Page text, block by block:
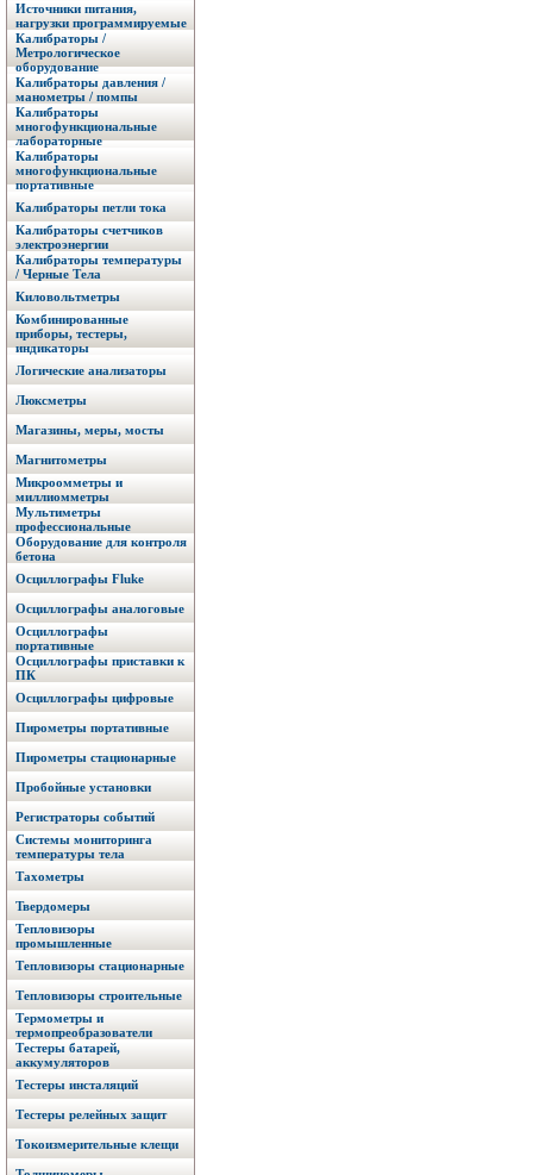
Источники питания,
нагрузки программируемые
Калибраторы /
Метрологическое
оборудование
Калибраторы давления /
манометры / помпы
Калибраторы
многофункциональные
лабораторные
Калибраторы
многофункциональные
портативные
Калибраторы петли тока
Калибраторы счетчиков
электроэнергии
Калибраторы температуры
/ Черные Тела
Киловольтметры
Комбинированные
приборы, тестеры,
индикаторы
Логические анализаторы
Люксметры
Магазины, меры, мосты
Магнитометры
Микроомметры и
миллиомметры
Мультиметры
профессиональные
Оборудование для контроля
бетона
Осциллографы Fluke
Осциллографы аналоговые
Осциллографы
портативные
Осциллографы приставки к
ПК
Осциллографы цифровые
Пирометры портативные
Пирометры стационарные
Пробойные установки
Регистраторы событий
Системы мониторинга
температуры тела
Тахометры
Твердомеры
Тепловизоры
промышленные
Тепловизоры стационарные
Тепловизоры строительные
Термометры и
термопреобразователи
Тестеры батарей,
аккумуляторов
Тестеры инсталяций
Тестеры релейных защит
Токоизмерительные клещи